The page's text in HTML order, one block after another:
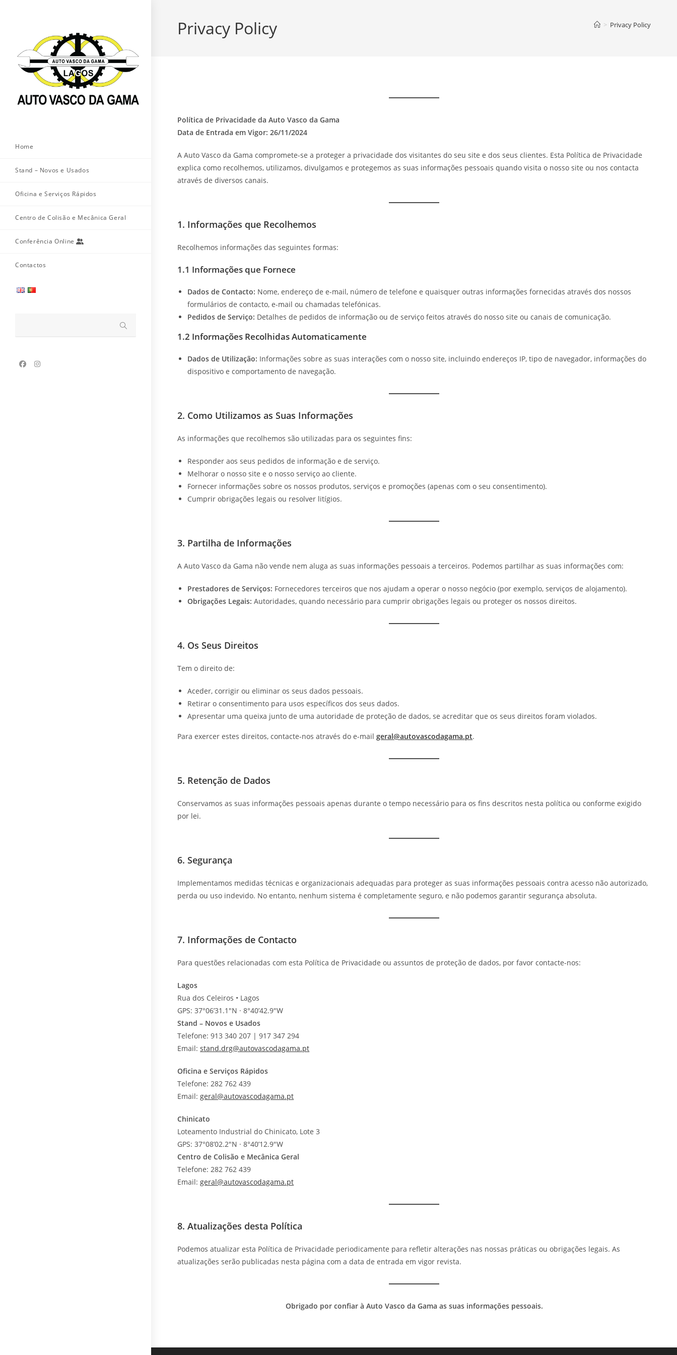
Home
Stand – Novos e Usados
Oficina e Serviços Rápidos
Centro de Colisão e Mecânica Geral
Conferência Online
Contactos
search
Privacy Policy > Privacy Policy
Política de Privacidade da Auto Vasco da Gama
Data de Entrada em Vigor: 26/11/2024
A Auto Vasco da Gama compromete-se a proteger a privacidade dos visitantes do seu site e dos seus clientes. Esta Política de Privacidade
explica como recolhemos, utilizamos, divulgamos e protegemos as suas informações pessoais quando visita o nosso site ou nos contacta
através de diversos canais.
1. Informações que Recolhemos
Recolhemos informações das seguintes formas:
1.1 Informações que Fornece
Dados de Contacto: Nome, endereço de e-mail, número de telefone e quaisquer outras informações fornecidas através dos nossos
formulários de contacto, e-mail ou chamadas telefónicas.
Pedidos de Serviço: Detalhes de pedidos de informação ou de serviço feitos através do nosso site ou canais de comunicação.
1.2 Informações Recolhidas Automaticamente
Dados de Utilização: Informações sobre as suas interações com o nosso site, incluindo endereços IP, tipo de navegador, informações do
dispositivo e comportamento de navegação.
2. Como Utilizamos as Suas Informações
As informações que recolhemos são utilizadas para os seguintes fins:
Responder aos seus pedidos de informação e de serviço.
Melhorar o nosso site e o nosso serviço ao cliente.
Fornecer informações sobre os nossos produtos, serviços e promoções (apenas com o seu consentimento).
Cumprir obrigações legais ou resolver litígios.
3. Partilha de Informações
A Auto Vasco da Gama não vende nem aluga as suas informações pessoais a terceiros. Podemos partilhar as suas informações com:
Prestadores de Serviços: Fornecedores terceiros que nos ajudam a operar o nosso negócio (por exemplo, serviços de alojamento).
Obrigações Legais: Autoridades, quando necessário para cumprir obrigações legais ou proteger os nossos direitos.
4. Os Seus Direitos
Tem o direito de:
Aceder, corrigir ou eliminar os seus dados pessoais.
Retirar o consentimento para usos específicos dos seus dados.
Apresentar uma queixa junto de uma autoridade de proteção de dados, se acreditar que os seus direitos foram violados.
Para exercer estes direitos, contacte-nos através do e-mailgeral@autovascodagama.pt.
5. Retenção de Dados
Conservamos as suas informações pessoais apenas durante o tempo necessário para os fins descritos nesta política ou conforme exigido
por lei.
6. Segurança
Implementamos medidas técnicas e organizacionais adequadas para proteger as suas informações pessoais contra acesso não autorizado,
perda ou uso indevido. No entanto, nenhum sistema é completamente seguro, e não podemos garantir segurança absoluta.
7. Informações de Contacto
Para questões relacionadas com esta Política de Privacidade ou assuntos de proteção de dados, por favor contacte-nos:
Lagos
Rua dos Celeiros • Lagos
GPS: 37°06’31.1″N · 8°40’42.9″W
Stand – Novos e Usados
Telefone: 913 340 207 | 917 347 294
Email:stand.drg@autovascodagama.pt
Oficina e Serviços Rápidos
Telefone: 282 762 439
Email:geral@autovascodagama.pt
Chinicato
Loteamento Industrial do Chinicato, Lote 3
GPS: 37°08’02.2″N · 8°40’12.9″W
Centro de Colisão e Mecânica Geral
Telefone: 282 762 439
Email:geral@autovascodagama.pt
8. Atualizações desta Política
Podemos atualizar esta Política de Privacidade periodicamente para refletir alterações nas nossas práticas ou obrigações legais. As
atualizações serão publicadas nesta página com a data de entrada em vigor revista.
Obrigado por confiar à Auto Vasco da Gama as suas informações pessoais.